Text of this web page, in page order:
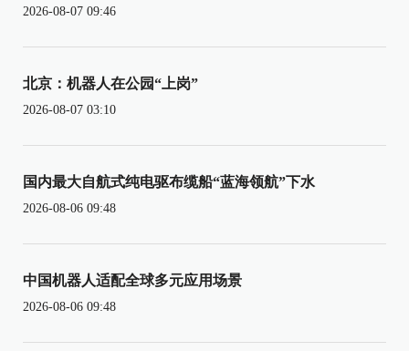
2026-08-07 09:46
北京：机器人在公园“上岗”
2026-08-07 03:10
国内最大自航式纯电驱布缆船“蓝海领航”下水
2026-08-06 09:48
中国机器人适配全球多元应用场景
2026-08-06 09:48